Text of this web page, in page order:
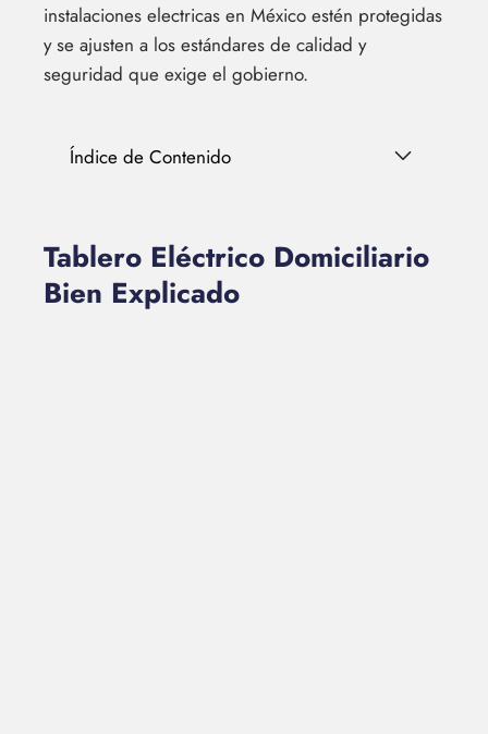
instalaciones electricas en México estén protegidas
y se ajusten a los estándares de calidad y
seguridad que exige el gobierno.
Índice de Contenido
Tablero Eléctrico Domiciliario
Bien Explicado